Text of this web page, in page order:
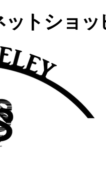
ットショ